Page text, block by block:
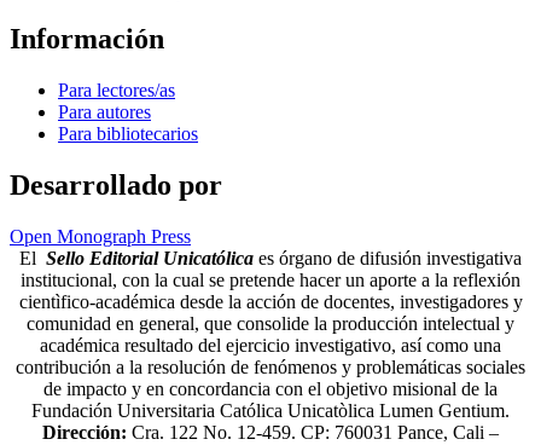
Información
Para lectores/as
Para autores
Para bibliotecarios
Desarrollado por
Open Monograph Press
El Sello Editorial Unicatólica es órgano de difusión investigativa
institucional, con la cual se pretende hacer un aporte a la reflexión
cientìfico-académica desde la acción de docentes, investigadores y
comunidad en general, que consolide la producción intelectual y
académica resultado del ejercicio investigativo, así como una
contribución a la resolución de fenómenos y problemáticas sociales
de impacto y en concordancia con el objetivo misional de la
Fundación Universitaria Católica Unicatòlica Lumen Gentium.
Dirección: Cra. 122 No. 12-459. CP: 760031 Pance, Cali –